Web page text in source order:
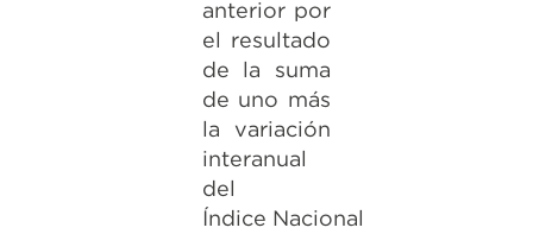
anterior por
el resultado
de la suma
de uno más
la variación
interanual
del
Índice Nacional